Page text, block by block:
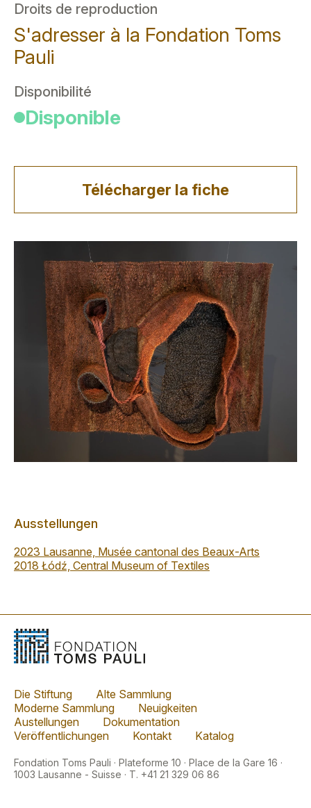
Droits de reproduction
S'adresser à la Fondation Toms
Pauli
Disponibilité
Disponible
Télécharger la fiche
Ausstellungen
2023 Lausanne, Musée cantonal des Beaux-Arts
2018 Łódź, Central Museum of Textiles
Die Stiftung
Alte Sammlung
Moderne Sammlung
Neuigkeiten
Austellungen
Dokumentation
Veröffentlichungen
Kontakt Katalog
Fondation Toms Pauli · Plateforme 10 · Place de la Gare 16 ·
1003 Lausanne - Suisse · T. +41 21 329 06 86